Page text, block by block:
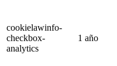
cookielawinfo-
checkbox-
analytics
1 año